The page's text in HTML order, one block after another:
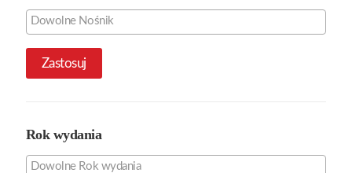
Zastosuj
Rok wydania